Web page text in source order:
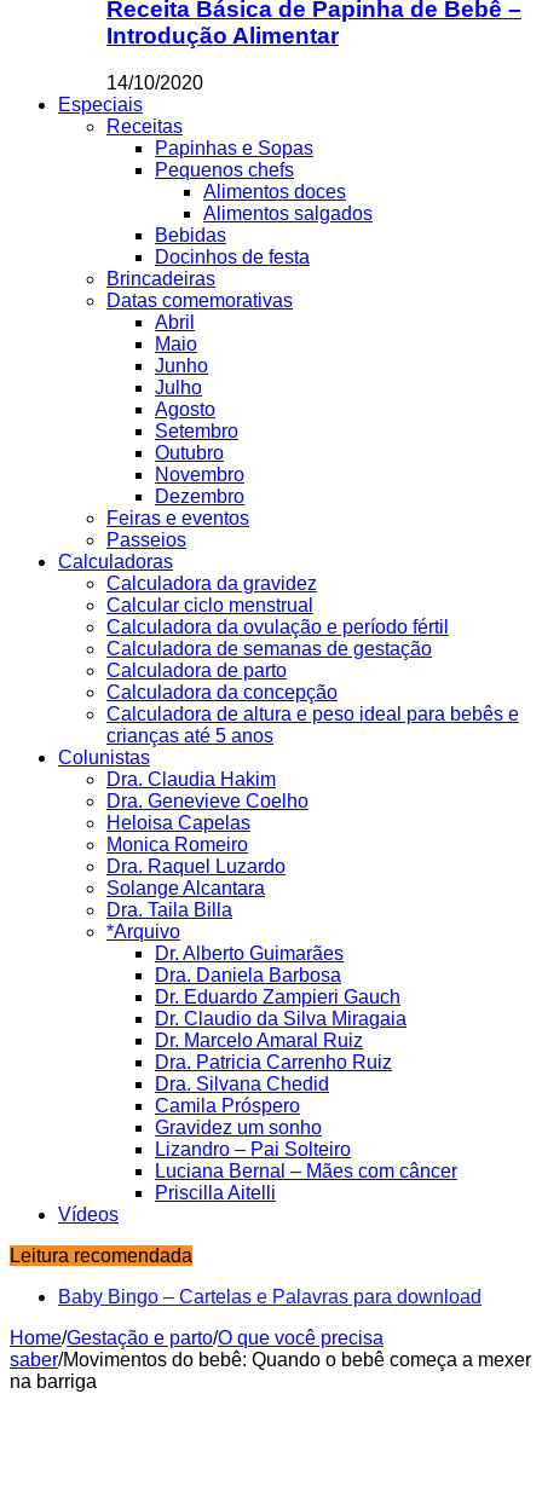
Receita Básica de Papinha de Bebê –
Introdução Alimentar
14/10/2020
Especiais
Receitas
Papinhas e Sopas
Pequenos chefs
Alimentos doces
Alimentos salgados
Bebidas
Docinhos de festa
Brincadeiras
Datas comemorativas
Abril
Maio
Junho
Julho
Agosto
Setembro
Outubro
Novembro
Dezembro
Feiras e eventos
Passeios
Calculadoras
Calculadora da gravidez
Calcular ciclo menstrual
Calculadora da ovulação e período fértil
Calculadora de semanas de gestação
Calculadora de parto
Calculadora da concepção
Calculadora de altura e peso ideal para bebês e
crianças até 5 anos
Colunistas
Dra. Claudia Hakim
Dra. Genevieve Coelho
Heloisa Capelas
Monica Romeiro
Dra. Raquel Luzardo
Solange Alcantara
Dra. Taila Billa
*Arquivo
Dr. Alberto Guimarães
Dra. Daniela Barbosa
Dr. Eduardo Zampieri Gauch
Dr. Claudio da Silva Miragaia
Dr. Marcelo Amaral Ruiz
Dra. Patricia Carrenho Ruiz
Dra. Silvana Chedid
Camila Próspero
Gravidez um sonho
Lizandro – Pai Solteiro
Luciana Bernal – Mães com câncer
Priscilla Aitelli
Vídeos
Leitura recomendada
Baby Bingo – Cartelas e Palavras para download
Home/Gestação e parto/O que você precisa
saber/Movimentos do bebê: Quando o bebê começa a mexer
na barriga